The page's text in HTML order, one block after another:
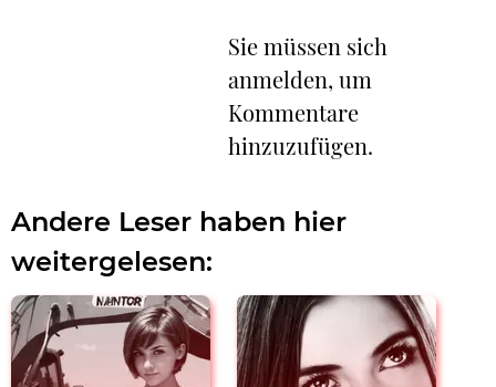
Sie müssen sich
anmelden, um
Kommentare
hinzuzufügen.
Andere Leser haben hier
weitergelesen: